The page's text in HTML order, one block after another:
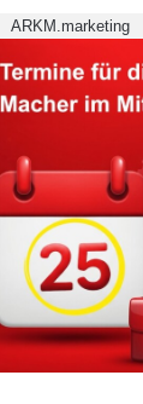
ARKM.marketing